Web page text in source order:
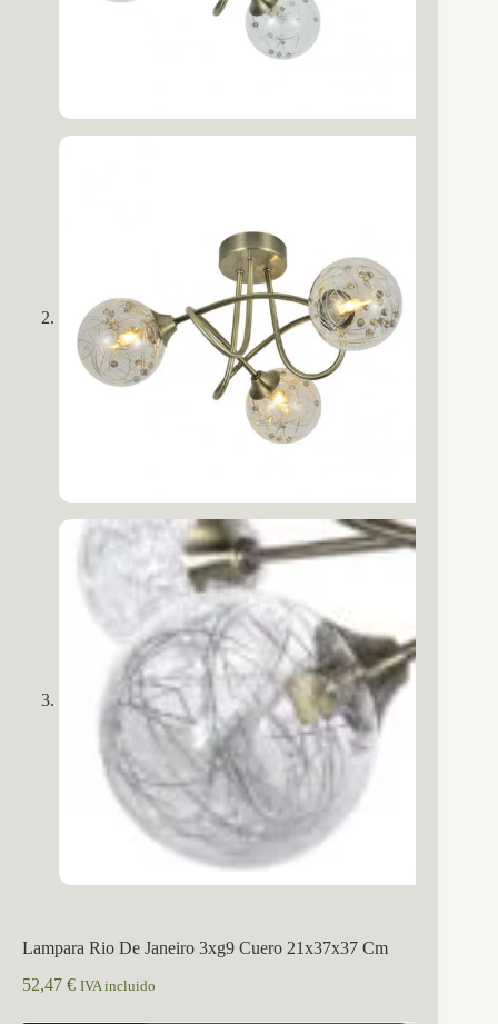
Lampara Rio De Janeiro 3xg9 Cuero 21x37x37 Cm
52,47 € IVA incluido